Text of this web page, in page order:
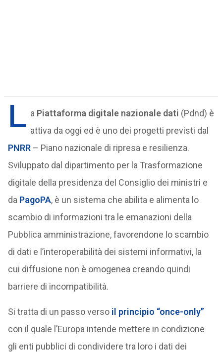
L a Piattaforma digitale nazionale dati (Pdnd) è
attiva da oggi ed è uno dei progetti previsti dal
PNRR– Piano nazionale di ripresa e resilienza.
Sviluppato dal dipartimento per la Trasformazione
digitale della presidenza del Consiglio dei ministri e
da PagoPA, è un sistema che abilita e alimenta lo
scambio di informazioni tra le emanazioni della
Pubblica amministrazione, favorendone lo scambio
di dati e l’interoperabilità dei sistemi informativi, la
cui diffusione non è omogenea creando quindi
barriere di incompatibilità.
Si tratta di un passo verso il principio “once-only”
con il quale l’Europa intende mettere in condizione
gli enti pubblici di condividere tra loro i dati dei